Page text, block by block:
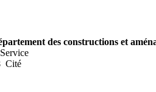
des constructions et
Cité